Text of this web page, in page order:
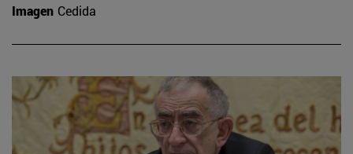
Imagen Cedida